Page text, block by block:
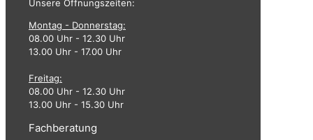
Unsere Öffnungszeiten:
Montag - Donnerstag:
08.00 Uhr - 12.30 Uhr
13.00 Uhr - 17.00 Uhr
Freitag:
08.00 Uhr - 12.30 Uhr
13.00 Uhr - 15.30 Uhr
Fachberatung